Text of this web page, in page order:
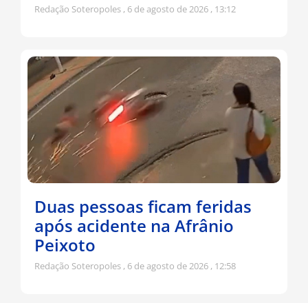
Redação Soteropoles 6 de agosto de 2026 13:12
Duas pessoas ficam feridas
após acidente na Afrânio
Peixoto
Redação Soteropoles 6 de agosto de 2026 12:58